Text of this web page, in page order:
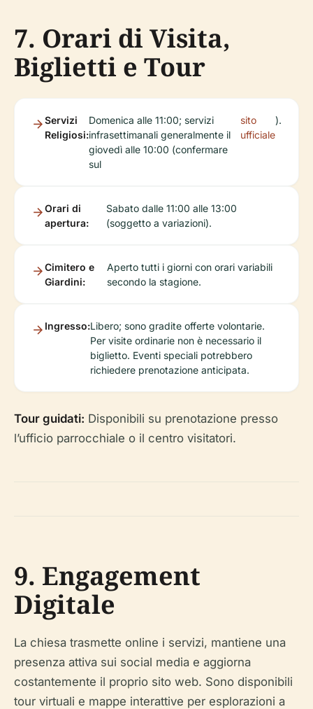
7. Orari di Visita,
Biglietti e Tour
Servizi
Religiosi:
Domenica alle 11:00; servizi
infrasettimanali generalmente il
giovedì alle 10:00 (confermare
sul
sito
ufficiale
).
Orari di
apertura:
Sabato dalle 11:00 alle 13:00
(soggetto a variazioni).
Cimitero e
Giardini:
Aperto tutti i giorni con orari variabili
secondo la stagione.
Ingresso:Libero; sono gradite offerte volontarie.
Per visite ordinarie non è necessario il
biglietto. Eventi speciali potrebbero
richiedere prenotazione anticipata.
Tour guidati: Disponibili su prenotazione presso
l’ufficio parrocchiale o il centro visitatori.
9. Engagement
Digitale
La chiesa trasmette online i servizi, mantiene una
presenza attiva sui social media e aggiorna
costantemente il proprio sito web. Sono disponibili
tour virtuali e mappe interattive per esplorazioni a